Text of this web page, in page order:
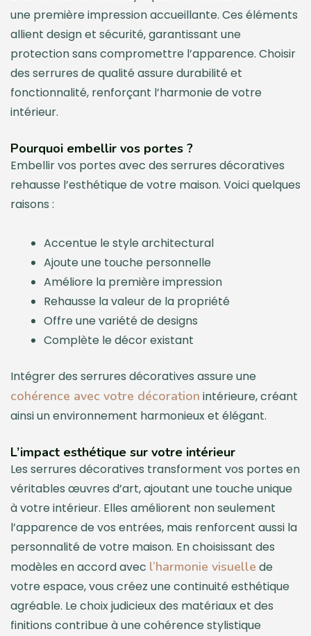
une première impression accueillante. Ces éléments
allient design et sécurité, garantissant une
protection sans compromettre l’apparence. Choisir
des serrures de qualité assure durabilité et
fonctionnalité, renforçant l’harmonie de votre
intérieur.
Pourquoi embellir vos portes ?
Embellir vos portes avec des serrures décoratives
rehausse l’esthétique de votre maison. Voici quelques
raisons :
Accentue le style architectural
Ajoute une touche personnelle
Améliore la première impression
Rehausse la valeur de la propriété
Offre une variété de designs
Complète le décor existant
Intégrer des serrures décoratives assure une
cohérence avec votre décoration intérieure, créant
ainsi un environnement harmonieux et élégant.
L’impact esthétique sur votre intérieur
Les serrures décoratives transforment vos portes en
véritables œuvres d’art, ajoutant une touche unique
à votre intérieur. Elles améliorent non seulement
l’apparence de vos entrées, mais renforcent aussi la
personnalité de votre maison. En choisissant des
modèles en accord avec l’harmonie visuelle de
votre espace, vous créez une continuité esthétique
agréable. Le choix judicieux des matériaux et des
finitions contribue à une cohérence stylistique